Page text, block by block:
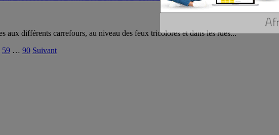
aux différents carrefours, au niveau des feux tricolores et dans les rues...
59 … 90 Suivant